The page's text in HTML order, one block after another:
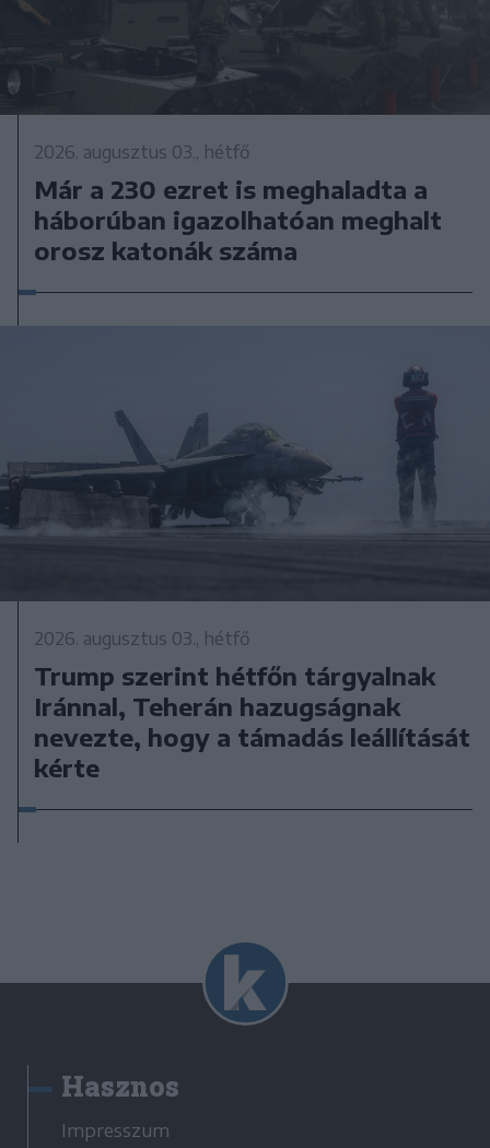
2026. augusztus 03., hétfő
Már a 230 ezret is meghaladta a
háborúban igazolhatóan meghalt
orosz katonák száma
2026. augusztus 03., hétfő
Trump szerint hétfőn tárgyalnak
Iránnal, Teherán hazugságnak
nevezte, hogy a támadás leállítását
kérte
Hasznos
Impresszum